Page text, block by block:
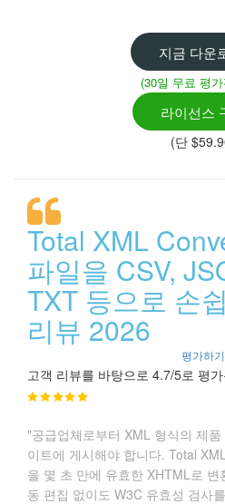
지금 다운
(30일 무료 평
라이선스
(단
Total XML
파일을 CSV,
TXT 등으로 손
리뷰 2026
평가하기
고객 리뷰를 바탕으로 4.7/5로 평가
"공급업체로부터 XML 형식의 제
이트에 게시해야 합니다. Total
을 몇 초 만에 유효한 XHTML로
동 편집 없이도 W3C 유효성 검사